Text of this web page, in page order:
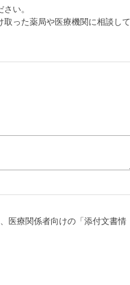
い。
った薬局や医療機関に相談して
医療関係者向けの「添付文書情